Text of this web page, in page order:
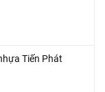
Tiến Phát